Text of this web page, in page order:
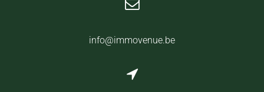
info@immovenue.be